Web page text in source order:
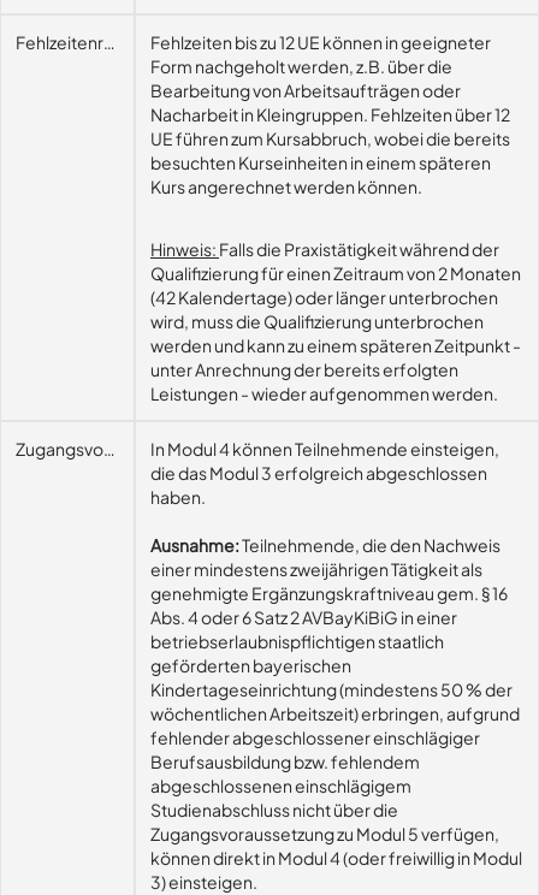
FehlzeitenregelungFehlzeiten bis zu 12 UE können in geeigneter
Form nachgeholt werden, z.B. über die
Bearbeitung von Arbeitsaufträgen oder
Nacharbeit in Kleingruppen. Fehlzeiten über 12
UE führen zum Kursabbruch, wobei die bereits
besuchten Kurseinheiten in einem späteren
Kurs angerechnet werden können.
Hinweis: Falls die Praxistätigkeit während der
Qualifizierung für einen Zeitraum von 2 Monaten
(42 Kalendertage) oder länger unterbrochen
wird, muss die Qualifizierung unterbrochen
werden und kann zu einem späteren Zeitpunkt -
unter Anrechnung der bereits erfolgten
Leistungen - wieder aufgenommen werden.
ZugangsvoraussetzungenIn Modul 4 können Teilnehmende einsteigen,
die das Modul 3 erfolgreich abgeschlossen
haben.
Ausnahme:Teilnehmende, die den Nachweis
einer mindestens zweijährigen Tätigkeit als
genehmigte Ergänzungskraftniveau gem. § 16
Abs. 4 oder 6 Satz 2 AVBayKiBiG in einer
betriebserlaubnispflichtigen staatlich
geförderten bayerischen
Kindertageseinrichtung (mindestens 50 % der
wöchentlichen Arbeitszeit) erbringen, aufgrund
fehlender abgeschlossener einschlägiger
Berufsausbildung bzw. fehlendem
abgeschlossenen einschlägigem
Studienabschluss nicht über die
Zugangsvoraussetzung zu Modul 5 verfügen,
können direkt in Modul 4 (oder freiwillig in Modul
3) einsteigen.